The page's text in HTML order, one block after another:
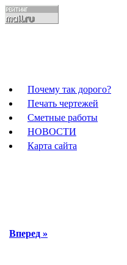
Почему так дорого?
Печать чертежей
Сметные работы
НОВОСТИ
Карта сайта
Вперед »